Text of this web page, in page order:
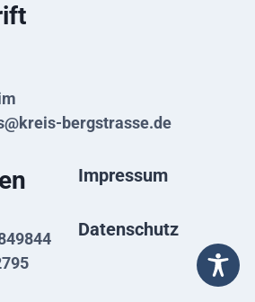
bergstrasse.de
Impressum
Datenschutz